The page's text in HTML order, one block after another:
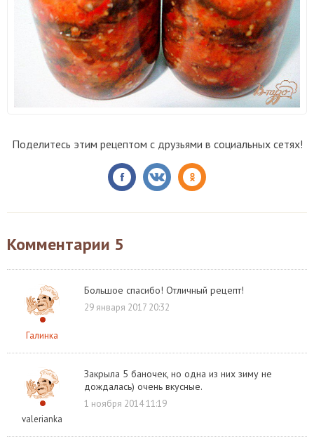
Поделитесь этим рецептом с друзьями в социальных сетях!
Комментарии 5
Галинка
Большое спасибо! Отличный рецепт!
29 января 2017 20:32
valerianka
Закрыла 5 баночек, но одна из них зиму не
дождалась) очень вкусные.
1 ноября 2014 11:19